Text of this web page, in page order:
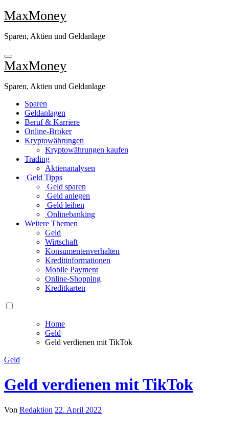
Zu
Inhalten
MaxMoney
Sparen, Aktien und Geldanlage
MaxMoney
Sparen, Aktien und Geldanlage
Sparen
Geldanlagen
Beruf & Karriere
Online-Broker
Kryptowährungen
Kryptowährungen kaufen
Trading
Aktienanalysen
Geld Tipps
Geld sparen
Geld anlegen
Geld leihen
Onlinebanking
Weitere Themen
Geld
Wirtschaft
Konsumentenverhalten
Kreditinformationen
Mobile Payment
Online-Shopping
Kreditkarten
Home
Geld
Geld verdienen mit TikTok
Geld
Geld verdienen mit TikTok
Von Redaktion 22. April 2022